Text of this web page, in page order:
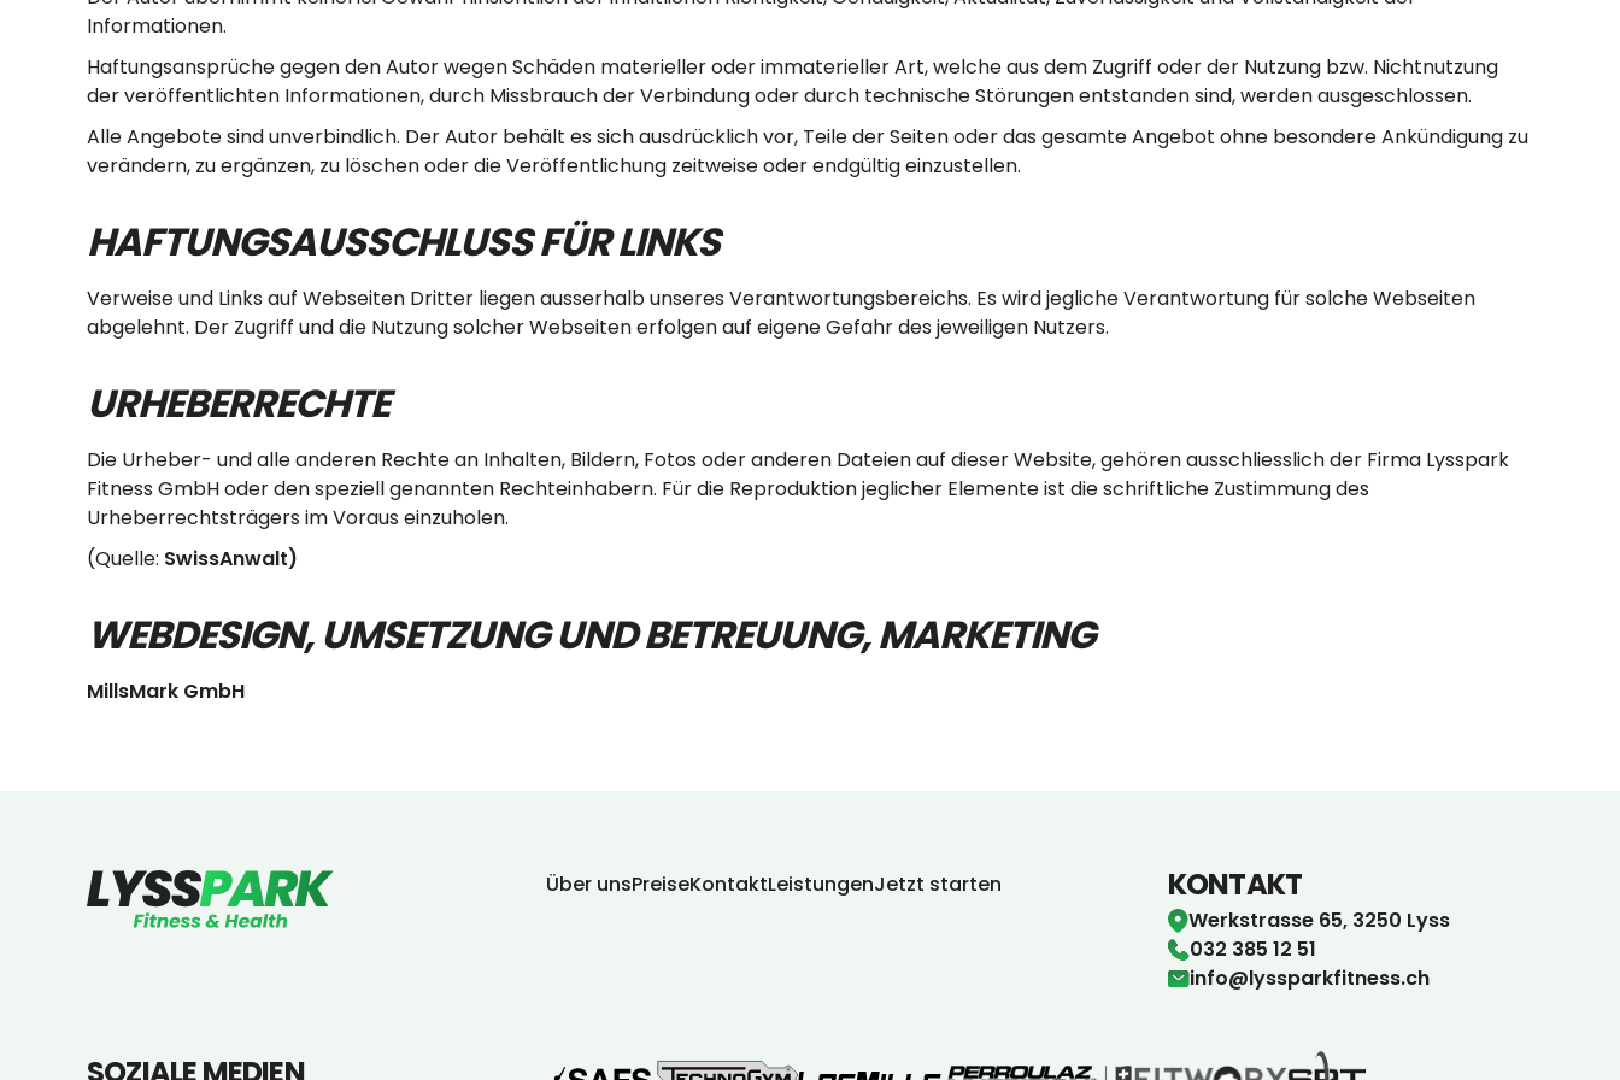
Informationen.
Haftungsansprüche gegen den Autor wegen Schäden materieller oder immaterieller Art, welche aus dem Zugriff oder der Nutzung bzw. Nichtnutzung
der veröffentlichten Informationen, durch Missbrauch der Verbindung oder durch technische Störungen entstanden sind, werden ausgeschlossen.
Alle Angebote sind unverbindlich. Der Autor behält es sich ausdrücklich vor, Teile der Seiten oder das gesamte Angebot ohne besondere Ankündigung zu
verändern, zu ergänzen, zu löschen oder die Veröffentlichung zeitweise oder endgültig einzustellen.
HAFTUNGSAUSSCHLUSS FÜR LINKS
Verweise und Links auf Webseiten Dritter liegen ausserhalb unseres Verantwortungsbereichs. Es wird jegliche Verantwortung für solche Webseiten
abgelehnt. Der Zugriff und die Nutzung solcher Webseiten erfolgen auf eigene Gefahr des jeweiligen Nutzers.
URHEBERRECHTE
Die Urheber- und alle anderen Rechte an Inhalten, Bildern, Fotos oder anderen Dateien auf dieser Website, gehören ausschliesslich der Firma Lysspark
Fitness GmbH oder den speziell genannten Rechteinhabern. Für die Reproduktion jeglicher Elemente ist die schriftliche Zustimmung des
Urheberrechtsträgers im Voraus einzuholen.
(Quelle: SwissAnwalt)
WEBDESIGN, UMSETZUNG UND BETREUUNG, MARKETING
MillsMark GmbH
Über unsPreiseKontaktLeistungenJetzt starten KONTAKT
Werkstrasse 65, 3250 Lyss
032 385 12 51
info@lyssparkfitness.ch